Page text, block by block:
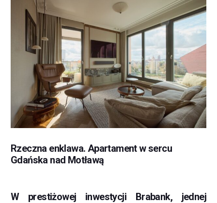
Rzeczna enklawa. Apartament w sercu
Gdańska nad Motławą
W prestiżowej inwestycji Brabank, jednej